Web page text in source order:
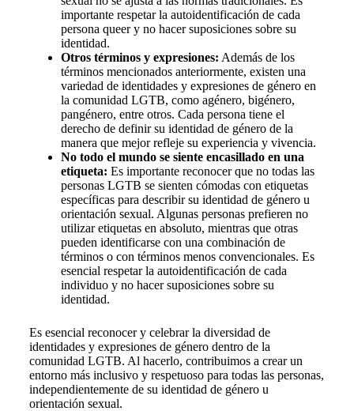
importante respetar la autoidentificación de cada
persona queer y no hacer suposiciones sobre su
identidad.
Otros términos y expresiones: Además de los
términos mencionados anteriormente, existen una
variedad de identidades y expresiones de género en
la comunidad LGTB, como agénero, bigénero,
pangénero, entre otros. Cada persona tiene el
derecho de definir su identidad de género de la
manera que mejor refleje su experiencia y vivencia.
No todo el mundo se siente encasillado en una
etiqueta: Es importante reconocer que no todas las
personas LGTB se sienten cómodas con etiquetas
específicas para describir su identidad de género u
orientación sexual. Algunas personas prefieren no
utilizar etiquetas en absoluto, mientras que otras
pueden identificarse con una combinación de
términos o con términos menos convencionales. Es
esencial respetar la autoidentificación de cada
individuo y no hacer suposiciones sobre su
identidad.
Es esencial reconocer y celebrar la diversidad de
identidades y expresiones de género dentro de la
comunidad LGTB. Al hacerlo, contribuimos a crear un
entorno más inclusivo y respetuoso para todas las personas,
independientemente de su identidad de género u
orientación sexual.